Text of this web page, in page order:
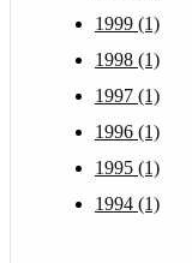
1999 (1)
1998 (1)
1997 (1)
1996 (1)
1995 (1)
1994 (1)